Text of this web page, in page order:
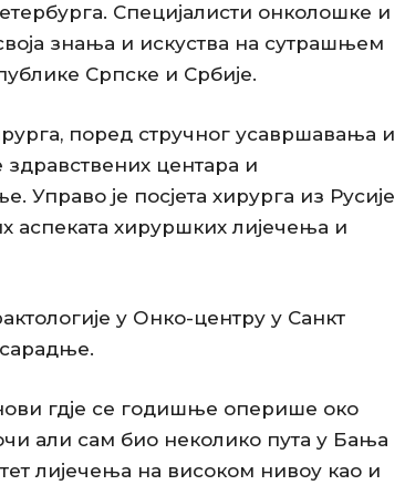
Специјалисти онколошке и
знања и искуства на сутрашњем
Српске и Србије.
поред стручног усавршавања и
здравствених центара и
је посјета хирурга из Русије
аспеката хируршких лијечења и
у Онко-центру у Санкт
сарадње.
гдје се годишње оперише око
али сам био неколико пута у Бања
лијечења на високом нивоу као и